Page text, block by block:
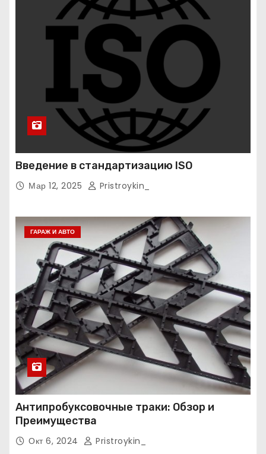
Введение в стандартизацию ISO
Мар 12, 2025 Pristroykin_
ГАРАЖ И АВТО
Антипробуксовочные траки: Обзор и
Преимущества
Окт 6, 2024 Pristroykin_